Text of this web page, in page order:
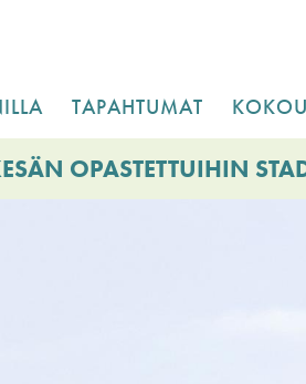
TAPAHTUMAT
OPASTETTUIHIN